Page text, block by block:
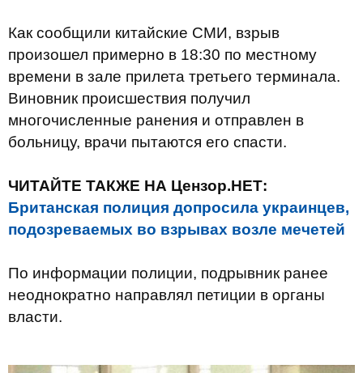
Как сообщили китайские СМИ, взрыв
произошел примерно в 18:30 по местному
времени в зале прилета третьего терминала.
Виновник происшествия получил
многочисленные ранения и отправлен в
больницу, врачи пытаются его спасти.
ЧИТАЙТЕ ТАКЖЕ НА Цензор.НЕТ:
Британская полиция допросила украинцев,
подозреваемых во взрывах возле мечетей
По информации полиции, подрывник ранее
неоднократно направлял петиции в органы
власти.